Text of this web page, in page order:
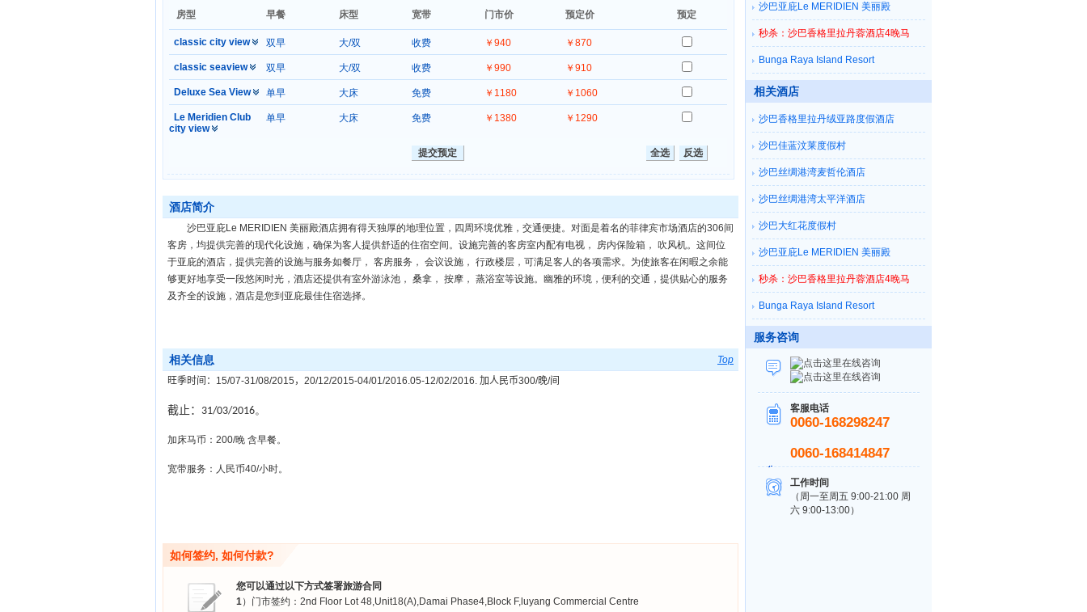
房型 早餐 床型 宽带 门市价 预定价 预定
classic city view 双早 大/双 收费 ￥940 ￥870
classic seaview 双早 大/双 收费 ￥990 ￥910
Deluxe Sea View 单早 大床 免费 ￥1180 ￥1060
Le Meridien Club
city view
单早 大床 免费 ￥1380 ￥1290
提交预定 全选 反选
酒店简介
沙巴亚庇Le MERIDIEN 美丽殿酒店拥有得天独厚的地理位置，四周环境优雅，交通便捷。对面是着名的菲律宾市场酒店的306间
客房，均提供完善的现代化设施，确保为客人提供舒适的住宿空间。设施完善的客房室内配有电视， 房内保险箱， 吹风机。这间位
于亚庇的酒店，提供完善的设施与服务如餐厅， 客房服务， 会议设施， 行政楼层，可满足客人的各项需求。为使旅客在闲暇之余能
够更好地享受一段悠闲时光，酒店还提供有室外游泳池， 桑拿， 按摩， 蒸浴室等设施。幽雅的环境，便利的交通，提供贴心的服务
及齐全的设施，酒店是您到亚庇最佳住宿选择。
Top
相关信息
旺季时间： 15/07-31/08/2015 ， 20/12/2015-04/01/2016.05-12/02/2016. 加人民币300/晚/间
截止： 31/03/2016。
加床马币：200/晚 含早餐。
宽带服务：人民币40/小时。
如何签约, 如何付款?
您可以通过以下方式签署旅游合同
1）门市签约：2nd Floor Lot 48,Unit18(A),Damai Phase4,Block F,luyang Commercial Centre
沙巴亚庇Le MERIDIEN 美丽殿
秒杀：沙巴香格里拉丹蓉酒店4晚马
Bunga Raya Island Resort
相关酒店
沙巴香格里拉丹绒亚路度假酒店
沙巴佳蓝汶莱度假村
沙巴丝绸港湾麦哲伦酒店
沙巴丝绸港湾太平洋酒店
沙巴大红花度假村
沙巴亚庇Le MERIDIEN 美丽殿
秒杀：沙巴香格里拉丹蓉酒店4晚马
Bunga Raya Island Resort
服务咨询
客服电话
0060-168298247
0060-168414847
工作时间
（周一至周五 9:00-21:00 周
六 9:00-13:00）